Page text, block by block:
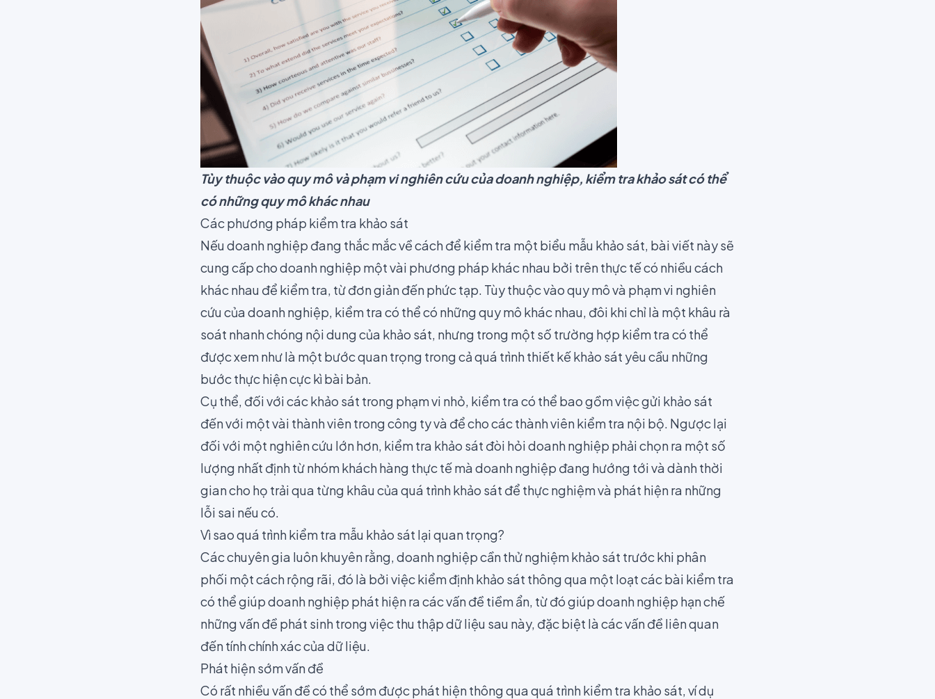
Tùy thuộc vào quy mô và phạm vi nghiên cứu của doanh nghiệp, kiểm tra khảo sát có thể
có những quy mô khác nhau
Các phương pháp kiểm tra khảo sát
Nếu doanh nghiệp đang thắc mắc về cách để kiểm tra một biểu mẫu khảo sát, bài viết này sẽ
cung cấp cho doanh nghiệp một vài phương pháp khác nhau bởi trên thực tế có nhiều cách
khác nhau để kiểm tra, từ đơn giản đến phức tạp. Tùy thuộc vào quy mô và phạm vi nghiên
cứu của doanh nghiệp, kiểm tra có thể có những quy mô khác nhau, đôi khi chỉ là một khâu rà
soát nhanh chóng nội dung của khảo sát, nhưng trong một số trường hợp kiểm tra có thể
được xem như là một bước quan trọng trong cả quá trình thiết kế khảo sát yêu cầu những
bước thực hiện cực kì bài bản.
Cụ thể, đối với các khảo sát trong phạm vi nhỏ, kiểm tra có thể bao gồm việc gửi khảo sát
đến với một vài thành viên trong công ty và để cho các thành viên kiểm tra nội bộ. Ngược lại
đối với một nghiên cứu lớn hơn, kiểm tra khảo sát đòi hỏi doanh nghiệp phải chọn ra một số
lượng nhất định từ nhóm khách hàng thực tế mà doanh nghiệp đang hướng tới và dành thời
gian cho họ trải qua từng khâu của quá trình khảo sát để thực nghiệm và phát hiện ra những
lỗi sai nếu có.
Vì sao quá trình kiểm tra mẫu khảo sát lại quan trọng?
Các chuyên gia luôn khuyên rằng, doanh nghiệp cần thử nghiệm khảo sát trước khi phân
phối một cách rộng rãi, đó là bởi việc kiểm định khảo sát thông qua một loạt các bài kiểm tra
có thể giúp doanh nghiệp phát hiện ra các vấn đề tiềm ẩn, từ đó giúp doanh nghiệp hạn chế
những vấn đề phát sinh trong việc thu thập dữ liệu sau này, đặc biệt là các vấn đề liên quan
đến tính chính xác của dữ liệu.
Phát hiện sớm vấn đề
Có rất nhiều vấn đề có thể sớm được phát hiện thông qua quá trình kiểm tra khảo sát, ví dụ